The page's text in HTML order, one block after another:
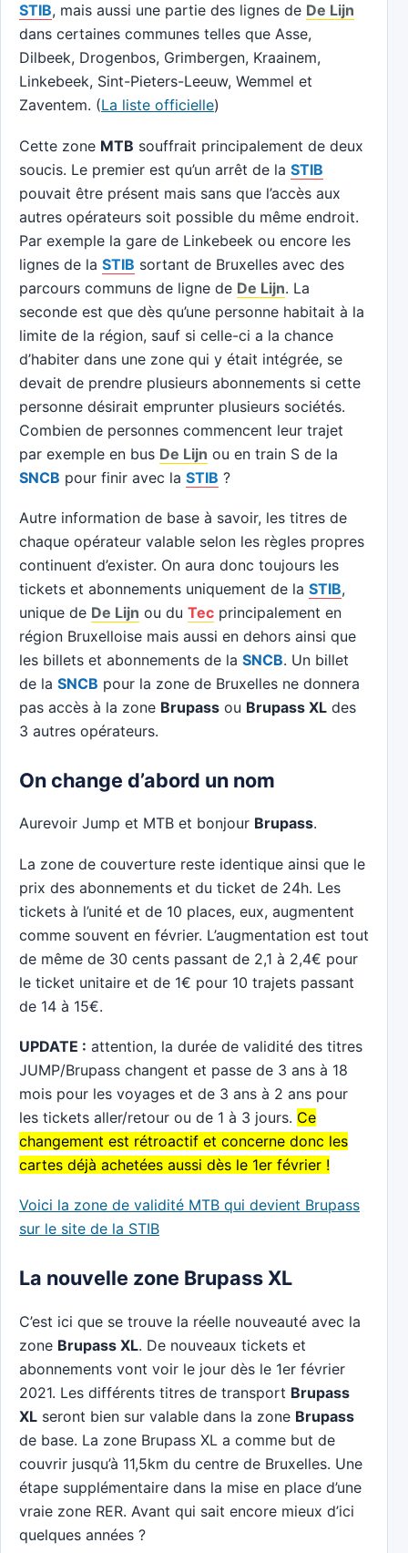
STIB, mais aussi une partie des lignes de De Lijn
dans certaines communes telles que Asse,
Dilbeek, Drogenbos, Grimbergen, Kraainem,
Linkebeek, Sint-Pieters-Leeuw, Wemmel et
Zaventem. (La liste officielle)
Cette zone MTB souffrait principalement de deux
soucis. Le premier est qu’un arrêt de la STIB
pouvait être présent mais sans que l’accès aux
autres opérateurs soit possible du même endroit.
Par exemple la gare de Linkebeek ou encore les
lignes de la STIB sortant de Bruxelles avec des
parcours communs de ligne de De Lijn. La
seconde est que dès qu’une personne habitait à la
limite de la région, sauf si celle-ci a la chance
d’habiter dans une zone qui y était intégrée, se
devait de prendre plusieurs abonnements si cette
personne désirait emprunter plusieurs sociétés.
Combien de personnes commencent leur trajet
par exemple en bus De Lijn ou en train S de la
SNCB pour finir avec la STIB ?
Autre information de base à savoir, les titres de
chaque opérateur valable selon les règles propres
continuent d’exister. On aura donc toujours les
tickets et abonnements uniquement de la STIB,
unique de De Lijn ou du Tec principalement en
région Bruxelloise mais aussi en dehors ainsi que
les billets et abonnements de la SNCB. Un billet
de la SNCB pour la zone de Bruxelles ne donnera
pas accès à la zone Brupass ou Brupass XL des
3 autres opérateurs.
On change d’abord un nom
Aurevoir Jump et MTB et bonjour Brupass.
La zone de couverture reste identique ainsi que le
prix des abonnements et du ticket de 24h. Les
tickets à l’unité et de 10 places, eux, augmentent
comme souvent en février. L’augmentation est tout
de même de 30 cents passant de 2,1 à 2,4€ pour
le ticket unitaire et de 1€ pour 10 trajets passant
de 14 à 15€.
UPDATE : attention, la durée de validité des titres
JUMP/Brupass changent et passe de 3 ans à 18
mois pour les voyages et de 3 ans à 2 ans pour
les tickets aller/retour ou de 1 à 3 jours. Ce
changement est rétroactif et concerne donc les
cartes déjà achetées aussi dès le 1er février !
Voici la zone de validité MTB qui devient Brupass
sur le site de la STIB
La nouvelle zone Brupass XL
C’est ici que se trouve la réelle nouveauté avec la
zone Brupass XL. De nouveaux tickets et
abonnements vont voir le jour dès le 1er février
2021. Les différents titres de transport Brupass
XL seront bien sur valable dans la zone Brupass
de base. La zone Brupass XL a comme but de
couvrir jusqu’à 11,5km du centre de Bruxelles. Une
étape supplémentaire dans la mise en place d’une
vraie zone RER. Avant qui sait encore mieux d’ici
quelques années ?